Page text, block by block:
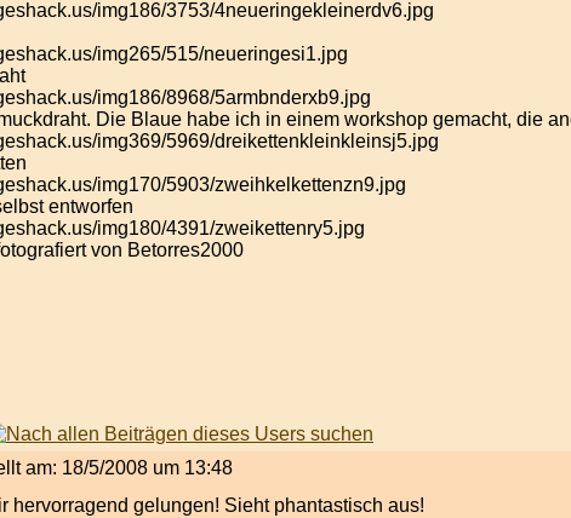
Die Blaue habe ich in einem workshop gemacht, die
entworfen
von Betorres2000
am: 18/5/2008 um 13:48
hervorragend gelungen! Sieht phantastisch aus!